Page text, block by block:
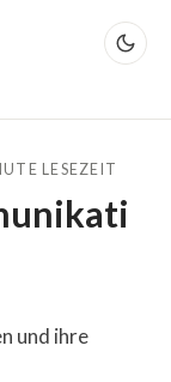
LESEZEIT
und ihre